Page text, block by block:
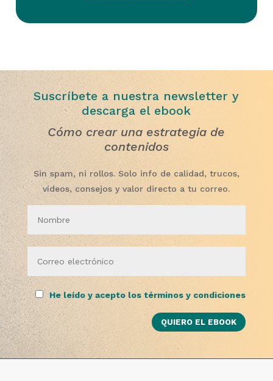
Suscríbete a nuestra newsletter y
descarga el ebook
Cómo crear una estrategia de
contenidos
Sin spam, ni rollos. Solo info de calidad, trucos,
vídeos, consejos y valor directo a tu correo.
He leído y acepto los términos y condiciones